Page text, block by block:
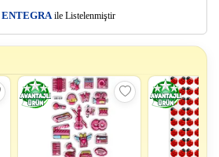
ENTEGRAile Listelenmiştir